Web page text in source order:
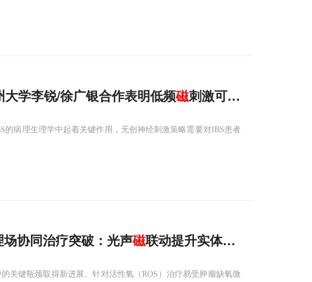
学李锐/徐广银合作表明低频磁刺激可安全关闭IBS
病理生理学中起着关键作用，无创神经刺激策略需要对IBS患者
协同治疗突破：光声磁联动提升实体瘤消融效率
关键瓶颈取得新进展。针对活性氧（ROS）治疗易受肿瘤缺氧微